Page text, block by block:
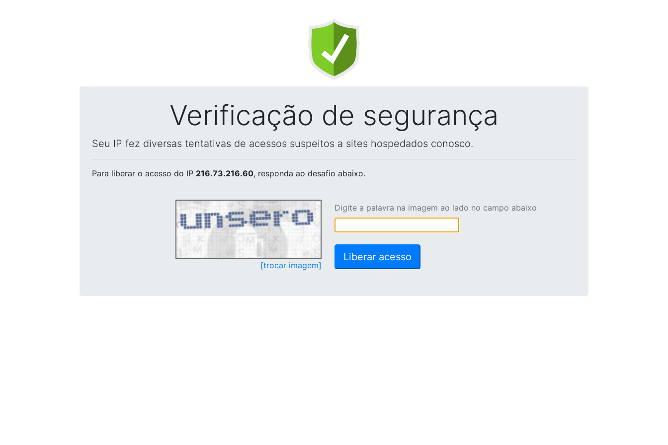
Verificação de segurança
Seu IP fez diversas tentativas de acessos suspeitos a sites hospedados conosco.
Para liberar o acesso do IP 216.73.216.60, responda ao desafio abaixo.
[trocar imagem]
Digite a palavra na imagem ao lado no campo abaixo